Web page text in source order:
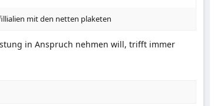
mit den netten plaketen
in Anspruch nehmen will, trifft immer